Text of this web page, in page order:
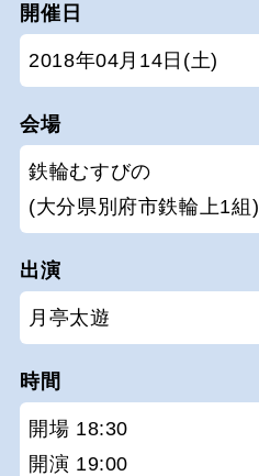
開催日
2018年04月14日(土)
会場
鉄輪むすびの
(大分県別府市鉄輪上1組)
出演
月亭太遊
時間
開場 18:30
開演 19:00